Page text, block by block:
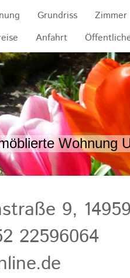
Grundriss Zimmer
Anfahrt
Wohnung
9,
0152